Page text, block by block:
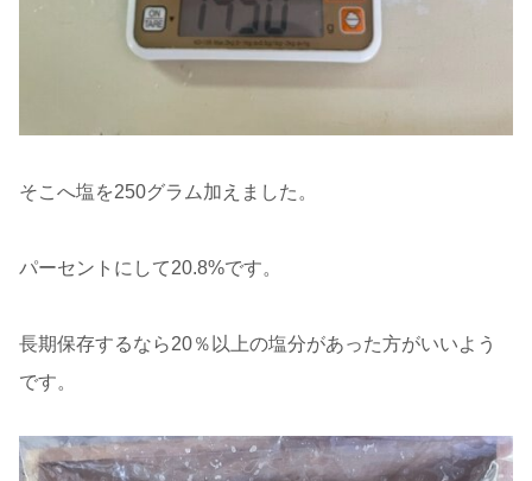
そこへ塩を250グラム加えました。
パーセントにして20.8%です。
長期保存するなら20％以上の塩分があった方がいいよう
です。